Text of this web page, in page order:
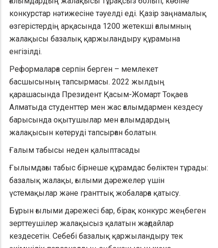
конкурстар нәтижесіне тәуелді еді. Қазір заңнамалық
өзгерістердің арқасында 1200 жетекші ғалымның
жалақысы базалық қаржыландыру құрамына
енгізілді.
Реформаларға серпін берген – мемлекет
басшысының тапсырмасы. 2022 жылдың
қарашасында Президент Қасым-Жомарт Тоқаев
Алматыда студенттер мен жас ғалымдармен кездесу
барысында оқытушылар мен ғалымдардың
жалақысын көтеруді тапсырған болатын.
Ғалым табысы неден қалыптасады
Ғылымдағы табыс бірнеше құрамдас бөліктен тұрады:
базалық жалақы, ғылыми дәрежелер үшін
үстемақылар және гранттық жобаларға қатысу.
Бұрын ғылыми дәрежесі бар, бірақ конкурс жеңбеген
зерттеушілер жалақысыз қалатын жағдайлар
кездесетін. Себебі базалық қаржыландыру тек